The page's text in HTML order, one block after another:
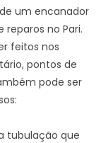
um encanador
reparos no Pari.
feitos nos
pontos de
pode ser
tubulação que